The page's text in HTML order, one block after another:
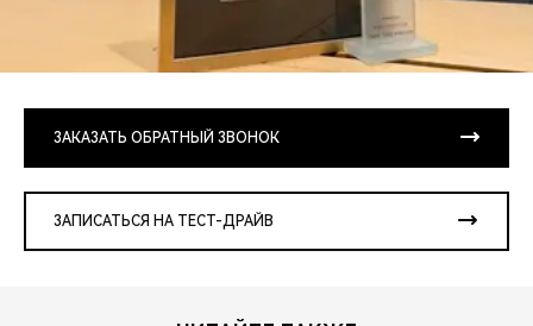
ЗАКАЗАТЬ ОБРАТНЫЙ ЗВОНОК
ЗАПИСАТЬСЯ НА ТЕСТ-ДРАЙВ